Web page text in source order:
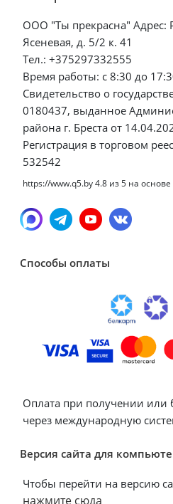
ООО "Ты прекрасна" Адрес:
Ясеневая, д. 5/2 к. 41
Тел.: +375297332555
Время работы: с 8:30 до
Свидетельство о
0180437, выданное
района г. Бреста от
Регистрация в торговом
532542
https://www.q5.by4.8 из5 на основе
Способы оплаты
Оплата при получении или
через международную
Версия сайта для
Чтобы перейти на версию
нажмите сюда